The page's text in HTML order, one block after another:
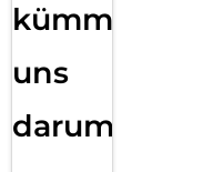
kümmern
uns
darum!